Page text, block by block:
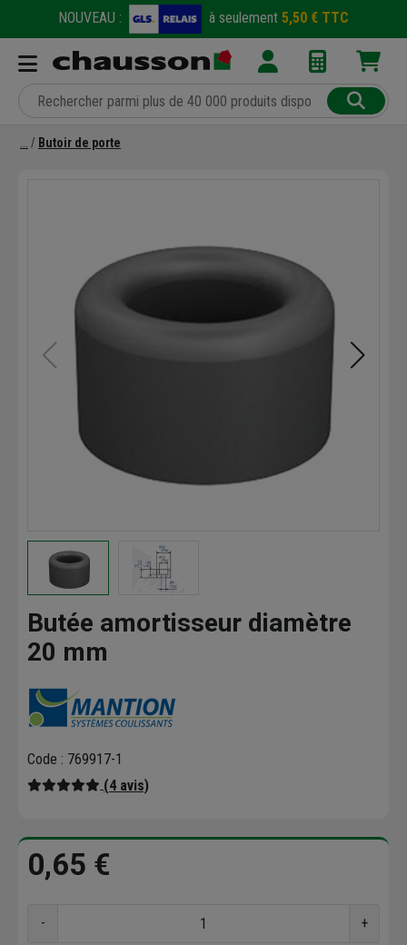
NOUVEAU : à seulement 5,50 € TTC
Butoir de porte
Butée amortisseur diamètre
20 mm
Code : 769917-1
(4 avis)
0,65 €
-
+